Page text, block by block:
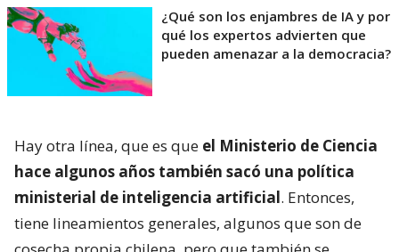
¿Qué son los enjambres de IA y por
qué los expertos advierten que
pueden amenazar a la democracia?
Hay otra línea, que es que el Ministerio de Ciencia
hace algunos años también sacó una política
ministerial de inteligencia artificial. Entonces,
tiene lineamientos generales, algunos que son de